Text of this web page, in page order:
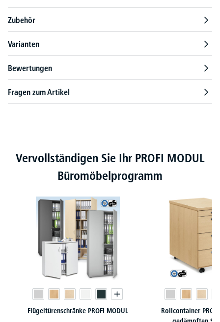
Zubehör
Varianten
Bewertungen
Fragen zum Artikel
Produktgalerie überspringen
Vervollständigen Sie Ihr PROFI MODUL
Büromöbelprogramm
Flügeltürenschränke PROFI MODUL
Rollcontainer